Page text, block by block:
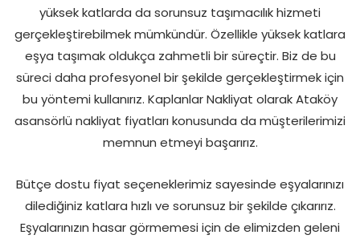
yüksek katlarda da sorunsuz taşımacılık hizmeti
gerçekleştirebilmek mümkündür. Özellikle yüksek katlara
eşya taşımak oldukça zahmetli bir süreçtir. Biz de bu
süreci daha profesyonel bir şekilde gerçekleştirmek için
bu yöntemi kullanırız. Kaplanlar Nakliyat olarak Ataköy
asansörlü nakliyat fiyatları konusunda da müşterilerimizi
memnun etmeyi başarırız.
Bütçe dostu fiyat seçeneklerimiz sayesinde eşyalarınızı
dilediğiniz katlara hızlı ve sorunsuz bir şekilde çıkarırız.
Eşyalarınızın hasar görmemesi için de elimizden geleni